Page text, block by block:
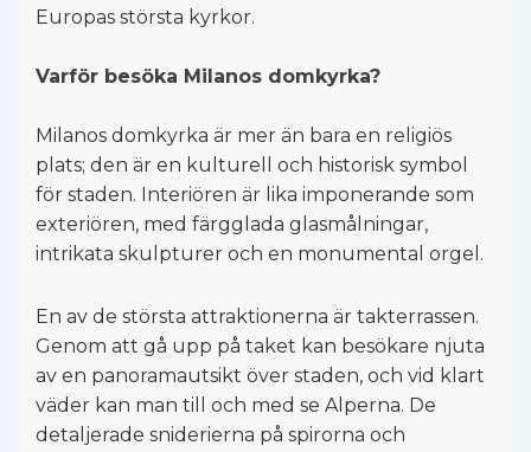
Europas största kyrkor.
Varför besöka Milanos domkyrka?
Milanos domkyrka är mer än bara en religiös
plats; den är en kulturell och historisk symbol
för staden. Interiören är lika imponerande som
exteriören, med färgglada glasmålningar,
intrikata skulpturer och en monumental orgel.
En av de största attraktionerna är takterrassen.
Genom att gå upp på taket kan besökare njuta
av en panoramautsikt över staden, och vid klart
väder kan man till och med se Alperna. De
detaljerade sniderierna på spirorna och